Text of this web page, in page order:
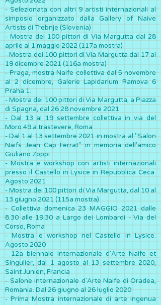
- Selezionata con altri 9 artisti internazionali al
simposio organizzato dalla Gallery of Naive
Artists di Trebnje (Slovenia)
- Mostra dei 100 pittori di Via Margutta dal 28
aprile al 1 maggio 2022 (117a mostra)
- Mostra dei 100 pittori di Via Margutta dal 17 al
19 dicembre 2021 (116a mostra)
- Praga, mostra Naife collettiva dal 5 novembre
al 2 dicembre, Galerie Lapidarium Ramova 6
Praha 1.
- Mostra dei 100 pittori di Via Margutta, a Piazza
di Spagna, dal 26 28 novembre 2021.
- Dal 13 al 19 settembre collettiva in via del
Moro 49 a trastevere, Roma
- Dal 1 al 13 settembre 2021 in mostra al "Salon
Naifs Jean Cap Ferrat" in memoria dell'amico
Giuliano Zoppi
- Mostra e workshop con artisti internazionali
presso il Castello in Lysice in Repubblica Ceca.
Agosto 2021
- Mostra dei 100 pittori di Via Margutta, dal 10 al
13 giugno 2021 (115a mostra)
- Collettiva domenica 23 MAGGIO 2021 dalle
8.30 alle 19.30 a Largo dei Lombardi - Via del
Corso, Roma
- Mostra e workshop nel Castello in Lysice.
Agosto 2020
- 12a biennale internazionale d'Arte Naife et
Singulier, dal 1 agosto al 13 settembre 2020,
Saint Junien, Francia
- Salone internazionale d'Arte Naife di Oradea,
Romania. Dal 26 giugno al 26 luglio 2020
- Prima Mostra internazionale di arte ingenua